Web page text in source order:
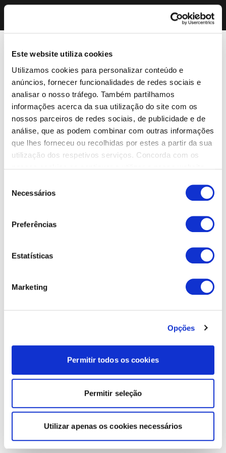
Este website utiliza cookies
Utilizamos cookies para personalizar conteúdo e
anúncios, fornecer funcionalidades de redes sociais e
analisar o nosso tráfego. Também partilhamos
informações acerca da sua utilização do site com os
nossos parceiros de redes sociais, de publicidade e de
análise, que as podem combinar com outras informações
que lhes forneceu ou recolhidas por estes a partir da sua
utilização dos respetivos serviços. Concorda com os
Necessários
Preferências
Estatísticas
Marketing
Opções
Permitir todos os cookies
Permitir seleção
Utilizar apenas os cookies necessários